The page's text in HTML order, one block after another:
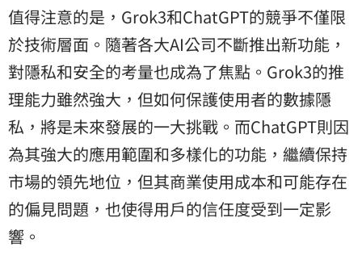
值得注意的是，Grok3和ChatGPT的競爭不僅限
於技術層面。隨著各大AI公司不斷推出新功能，
對隱私和安全的考量也成為了焦點。Grok3的推
理能力雖然強大，但如何保護使用者的數據隱
私，將是未來發展的一大挑戰。而ChatGPT則因
為其強大的應用範圍和多樣化的功能，繼續保持
市場的領先地位，但其商業使用成本和可能存在
的偏見問題，也使得用戶的信任度受到一定影
響。